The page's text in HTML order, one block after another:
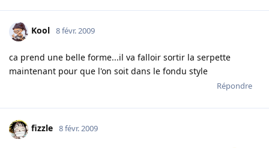
Kool 8 févr. 2009
ca prend une belle forme...il va falloir sortir la serpette
maintenant pour que l'on soit dans le fondu style
Répondre
fizzle 8 févr. 2009